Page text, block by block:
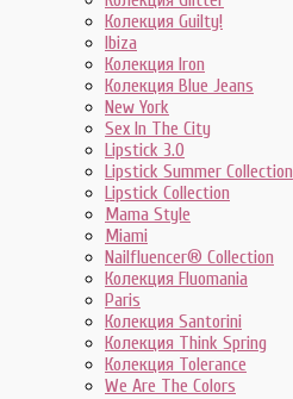
Колекция Guilty!
Ibiza
Колекция Iron
Колекция Blue Jeans
New York
Sex In The City
Lipstick 3.0
Lipstick Summer Collection
Lipstick Collection
Mama Style
Miami
Nailfluencer® Collection
Колекция Fluomania
Paris
Колекция Santorini
Колекция Think Spring
Колекция Tolerance
We Are The Colors